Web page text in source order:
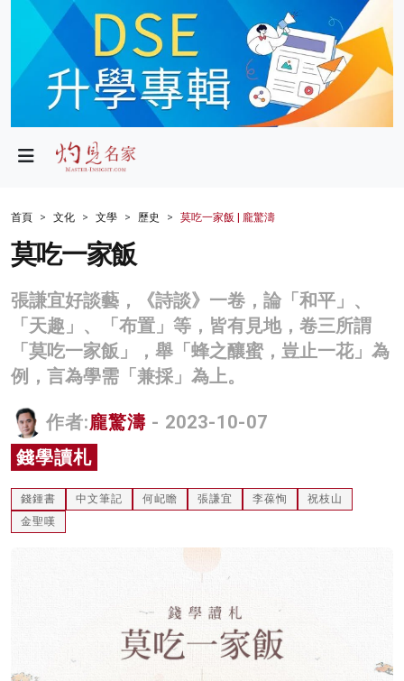
政局
財經
生活
商業
科技
名家榜
灼見活動
關於我們
首頁 文化 文學 歷史 莫吃一家飯 | 龐驚濤
莫吃一家飯
張謙宜好談藝，《詩談》一卷，論「和平」、
「天趣」、「布置」等，皆有見地，卷三所謂
「莫吃一家飯」，舉「蜂之釀蜜，豈止一花」為
例，言為學需「兼採」為上。
作者:龐驚濤 - 2023-10-07
錢學讀札
錢鍾書 中文筆記 何屺瞻 張謙宜 李葆恂
祝枝山
金聖嘆